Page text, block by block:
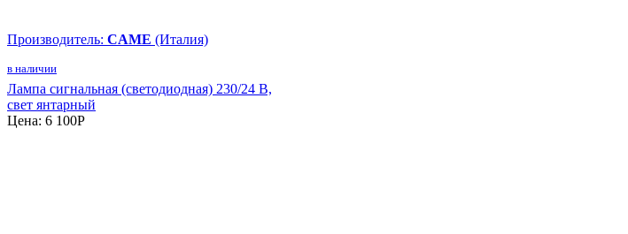
Производитель: CAME (Италия)
в наличии
Лампа сигнальная (светодиодная) 230/24 В,
свет янтарный
Цена: 6 100P